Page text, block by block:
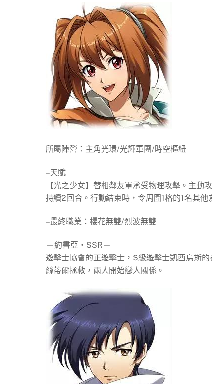
所屬陣營：主角光環/光輝軍團/時空樞紐
–天賦
【光之少女】替相鄰友軍承受物理攻擊。主動
持續2回合。行動結束時，令周圍1格的1名其他
–最終職業：櫻花無雙/烈波無雙
—約書亞‧SSR—
遊擊士協會的正遊擊士，S級遊擊士凱西烏斯
絲蒂爾拯救，兩人開始戀人關係。